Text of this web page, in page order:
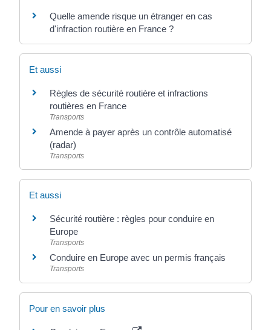
Quelle amende risque un étranger en cas
d'infraction routière en France ?
Et aussi
Règles de sécurité routière et infractions
routières en France
Transports
Amende à payer après un contrôle automatisé
(radar)
Transports
Et aussi
Sécurité routière : règles pour conduire en
Europe
Transports
Conduire en Europe avec un permis français
Transports
Pour en savoir plus